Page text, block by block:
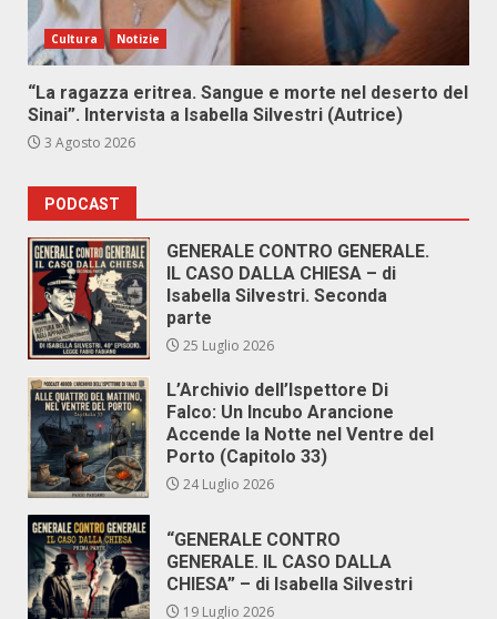
Cultura Notizie
“La ragazza eritrea. Sangue e morte nel deserto del
Sinai”. Intervista a Isabella Silvestri (Autrice)
3 Agosto 2026
PODCAST
GENERALE CONTRO GENERALE.
IL CASO DALLA CHIESA – di
Isabella Silvestri. Seconda
parte
25 Luglio 2026
L’Archivio dell’Ispettore Di
Falco: Un Incubo Arancione
Accende la Notte nel Ventre del
Porto (Capitolo 33)
24 Luglio 2026
“GENERALE CONTRO
GENERALE. IL CASO DALLA
CHIESA” – di Isabella Silvestri
19 Luglio 2026